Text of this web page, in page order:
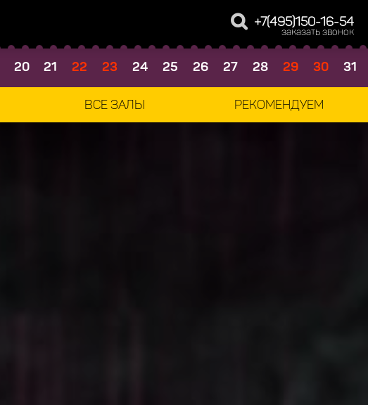
+7(495)150-16-54
заказать звонок
20 21 22 23 24 25 26 27 28 29 30 31
ВСЕ ЗАЛЫ РЕКОМЕНДУЕМ